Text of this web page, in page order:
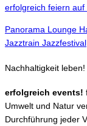
erfolgreich feiern auf
Panorama Lounge
Jazztrain Jazzfestival
Nachhaltigkeit leben!
erfolgreich events!
Umwelt und Natur
Durchführung jeder